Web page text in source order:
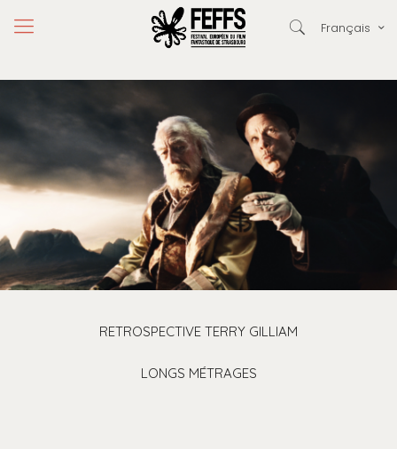
Français
RETROSPECTIVE TERRY GILLIAM
LONGS MÉTRAGES